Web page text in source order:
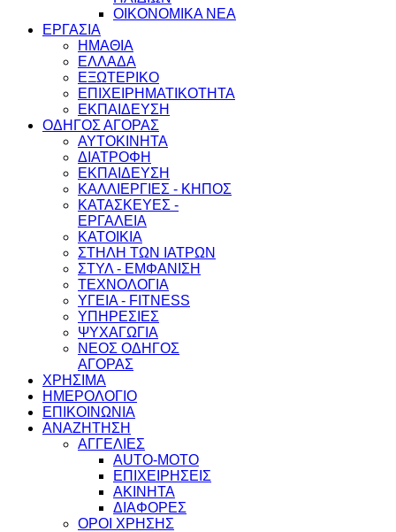
ΟΙΚΟΝΟΜΙΚΑ ΝΕΑ
ΕΡΓΑΣΙΑ
ΗΜΑΘΙΑ
ΕΛΛΑΔΑ
ΕΞΩΤΕΡΙΚΟ
ΕΠΙΧΕΙΡΗΜΑΤΙΚΟΤΗΤΑ
ΕΚΠΑΙΔΕΥΣΗ
ΟΔΗΓΟΣ ΑΓΟΡΑΣ
ΑΥΤΟΚΙΝΗΤΑ
ΔΙΑΤΡΟΦΗ
ΕΚΠΑΙΔΕΥΣΗ
ΚΑΛΛΙΕΡΓΙΕΣ - ΚΗΠΟΣ
ΚΑΤΑΣΚΕΥΕΣ -
ΕΡΓΑΛΕΙΑ
ΚΑΤΟΙΚΙΑ
ΣΤΗΛΗ ΤΩΝ ΙΑΤΡΩΝ
ΣΤΥΛ - ΕΜΦΑΝΙΣΗ
ΤΕΧΝΟΛΟΓΙΑ
ΥΓΕΙΑ - FITNESS
ΥΠΗΡΕΣΙΕΣ
ΨΥΧΑΓΩΓΙΑ
ΝΕΟΣ ΟΔΗΓΟΣ
ΑΓΟΡΑΣ
ΧΡΗΣΙΜΑ
ΗΜΕΡΟΛΟΓΙΟ
ΕΠΙΚΟΙΝΩΝΙΑ
ΑΝΑΖΗΤΗΣΗ
ΑΓΓΕΛΙΕΣ
AUTO-MOTO
ΕΠΙΧΕΙΡΗΣΕΙΣ
ΑΚΙΝΗΤΑ
ΔΙΑΦΟΡΕΣ
ΟΡΟΙ ΧΡΗΣΗΣ